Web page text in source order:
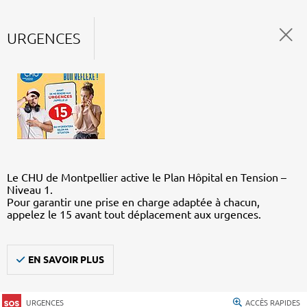
URGENCES
Le CHU de Montpellier active le Plan Hôpital en Tension –
Niveau 1.
Pour garantir une prise en charge adaptée à chacun,
appelez le 15 avant tout déplacement aux urgences.
EN SAVOIR PLUS
URGENCES ACCÈS RAPIDES